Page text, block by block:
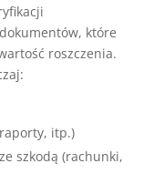
które
roszczenia.
itp.)
szkodą (rachunki,